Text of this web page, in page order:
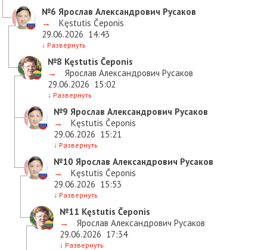
№6 Ярослав Александрович Русаков
→
Kęstutis Čeponis
29.06.2026 14:43
↓ Развернуть
№8 Kęstutis Čeponis
→
Ярослав Александрович Русаков
29.06.2026 15:02
↓ Развернуть
№9 Ярослав Александрович Русаков
→
Kęstutis Čeponis
29.06.2026 15:21
↓ Развернуть
№10 Ярослав Александрович Русаков
→
Kęstutis Čeponis
29.06.2026 15:53
↓ Развернуть
№11 Kęstutis Čeponis
→
Ярослав Александрович Русаков
29.06.2026 17:34
↓ Развернуть